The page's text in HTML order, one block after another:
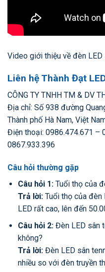
Video giới thiệu về đèn LED
Liên hệ Thành Đạt
CÔNG TY TNHH TM & DV
Địa chỉ: Số 938 đường
Thành phố Hà Nam, Việt
Điện thoại: 0986.474.671 –
0867.933.396
Câu hỏi thường gặp
Câu hỏi 1:Tuổi thọ của
Trả lời:Tuổi thọ của đèn
LED rất cao, lên đến
Câu hỏi 2:Đèn LED sân
không?
Trả lời:Đèn LED sân
nhiều so với đèn truyền